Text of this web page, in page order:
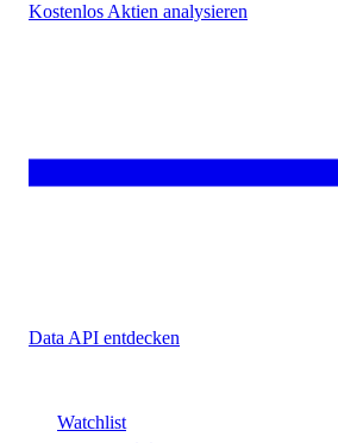
Kostenlos Aktien analysieren
Data API entdecken
Watchlist